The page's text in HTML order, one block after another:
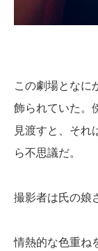
この劇場となに
飾られていた。
見渡すと、それ
ら不思議だ。
撮影者は氏の娘
情熱的な色重ね